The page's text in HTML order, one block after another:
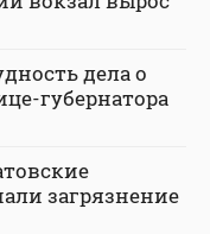
дела о
губернатора
загрязнение